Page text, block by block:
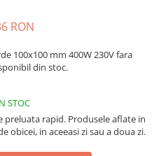
RON
100x100 mm 400W 230V fara
din stoc.
STOC
preluata rapid. Produsele aflate in
obicei, in aceeasi zi sau a doua zi.